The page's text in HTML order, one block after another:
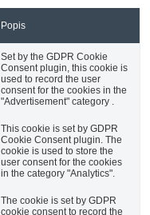
Popis
Set by the GDPR Cookie
Consent plugin, this cookie is
used to record the user
consent for the cookies in the
"Advertisement" category .
This cookie is set by GDPR
Cookie Consent plugin. The
cookie is used to store the
user consent for the cookies
in the category "Analytics".
The cookie is set by GDPR
cookie consent to record the